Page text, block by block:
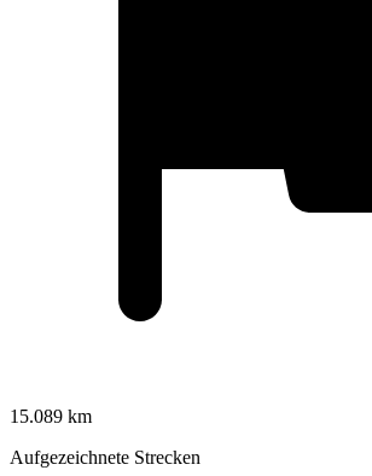
15.089 km
Aufgezeichnete Strecken